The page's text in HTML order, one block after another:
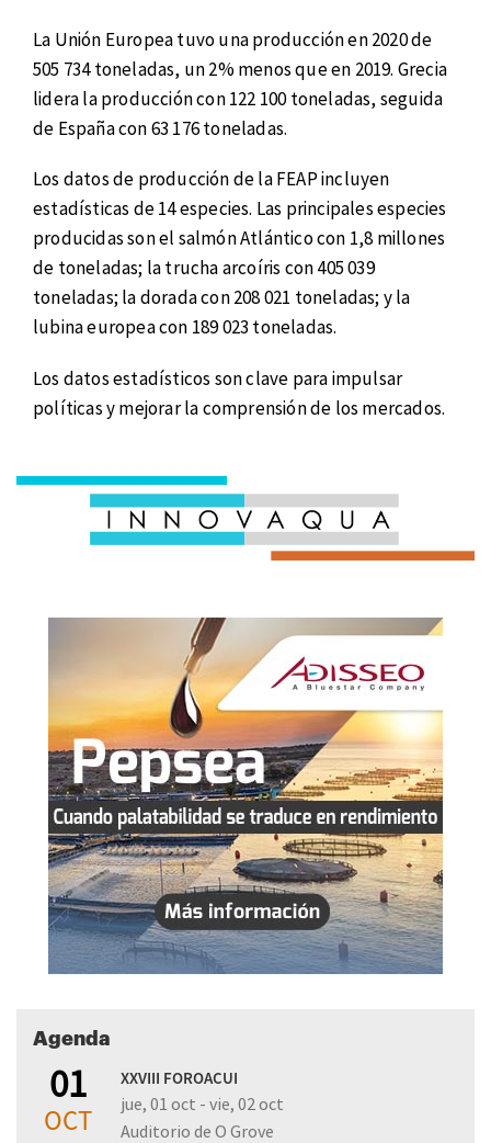
La Unión Europea tuvo una producción en 2020 de
505 734 toneladas, un 2% menos que en 2019. Grecia
lidera la producción con 122 100 toneladas, seguida
de España con 63 176 toneladas.
Los datos de producción de la FEAP incluyen
estadísticas de 14 especies. Las principales especies
producidas son el salmón Atlántico con 1,8 millones
de toneladas; la trucha arcoíris con 405 039
toneladas; la dorada con 208 021 toneladas; y la
lubina europea con 189 023 toneladas.
Los datos estadísticos son clave para impulsar
políticas y mejorar la comprensión de los mercados.
Agenda
01
OCT
XXVIII FOROACUI
jue, 01 oct - vie, 02 oct
Auditorio de O Grove